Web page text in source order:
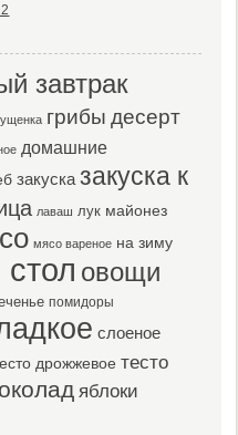
завтрак
грибы десерт
домашние
закуска закуска к
лаваш лук майонез
мясо вареное на зиму
овощи
помидоры
слоеное
дрожжевое тесто
яблоки